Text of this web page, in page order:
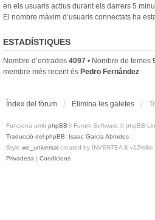
en els usuaris actius durant els darrers 5
El nombre màxim d’usuaris connectats ha
ESTADÍSTIQUES
Nombre d’entrades 4097 • Nombre de temes
membre més recent és Pedro Fernández
Índex del fòrum Elimina les galetes
Funciona amb phpBB® Forum Software © phpBB
Traducció del phpBB: Isaac Garcia Abrodos
Style we_universal created by INVENTEA & v12mike
Privadesa | Condicions